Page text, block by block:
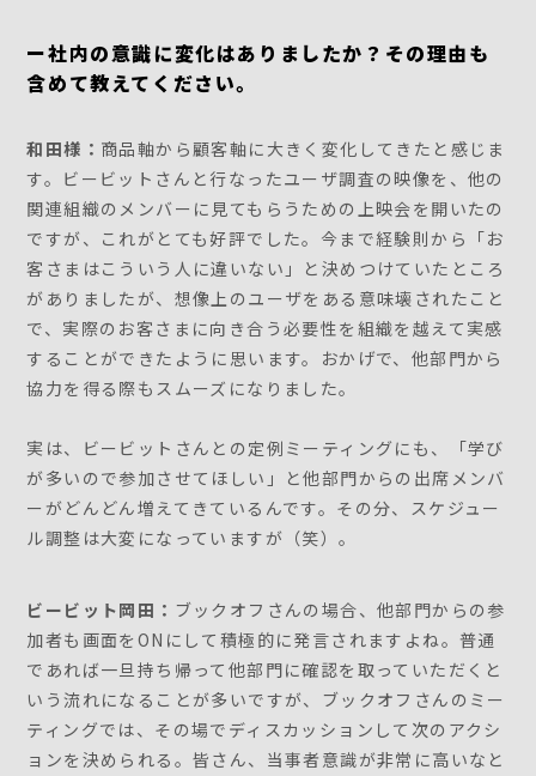
ー社内の意識に変化はありましたか？その理由も
含めて教えてください。
和田様： 商品軸から顧客軸に大きく変化してきたと感じま
す。ビービットさんと行なったユーザ調査の映像を、他の
関連組織のメンバーに見てもらうための上映会を開いたの
ですが、これがとても好評でした。今まで経験則から「お
客さまはこういう人に違いない」と決めつけていたところ
がありましたが、想像上のユーザをある意味壊されたこと
で、実際のお客さまに向き合う必要性を組織を越えて実感
することができたように思います。おかげで、他部門から
協力を得る際もスムーズになりました。
実は、ビービットさんとの定例ミーティングにも、「学び
が多いので参加させてほしい」と他部門からの出席メンバ
ーがどんどん増えてきているんです。その分、スケジュー
ル調整は大変になっていますが（笑）。
ビービット岡田： ブックオフさんの場合、他部門からの参
加者も画面をONにして積極的に発言されますよね。普通
であれば一旦持ち帰って他部門に確認を取っていただくと
いう流れになることが多いですが、ブックオフさんのミー
ティングでは、その場でディスカッションして次のアクシ
ョンを決められる。皆さん、当事者意識が非常に高いなと